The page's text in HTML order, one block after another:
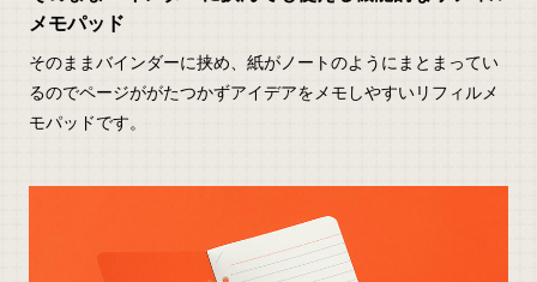
メモパッド
そのままバインダーに挟め、紙がノートのようにまとまってい
るのでページががたつかずアイデアをメモしやすいリフィルメ
モパッドです。